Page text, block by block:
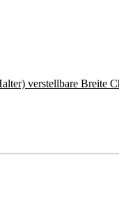
verstellbare Breite